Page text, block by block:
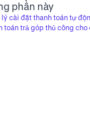
phần này
lý cài đặt thanh toán tự
toán trả góp thủ công cho